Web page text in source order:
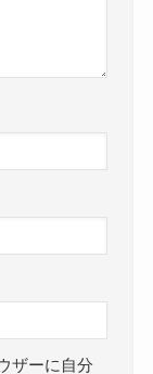
ザーに自分